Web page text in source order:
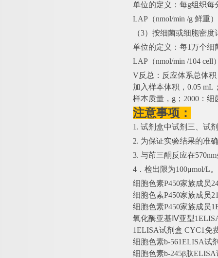
单位的定义：每g组织每
LAP（nmol/min /g 鲜重
（3）按细菌或细胞密度
单位的定义：每1万个细
LAP（nmol/min /104
V反总：反应体系总体积
加入样本体积，0.05 mL
样本质量，g；2000：
注意事项：
1. 试剂盒中试剂三、试
2. 为保证实验结果的准
3. 与茚三酮反应在
4．检出限为100μmol/L。
细胞色素P450家族成员
细胞色素P450家族成员
细胞色素P450家族成员
氧化酶亚基 Ⅳ亚型
1ELISA试剂盒 CYC1免
细胞色素b-561ELISA试
细胞色素b-245β肽